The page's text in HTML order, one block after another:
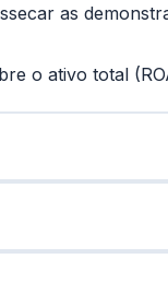
as
o ativo total